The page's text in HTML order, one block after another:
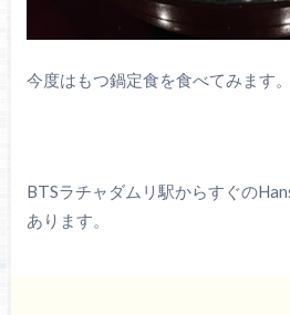
今度はもつ鍋定食を食べてみます。
BTSラチャダムリ駅からすぐの
あります。